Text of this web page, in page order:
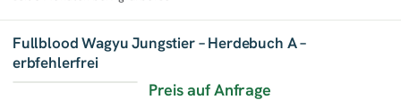
Fullblood Wagyu Jungstier – Herdebuch A –
erbfehlerfrei
Preis auf Anfrage